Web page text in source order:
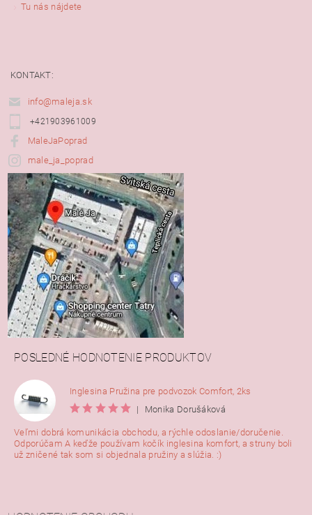
Tu nás nájdete
KONTAKT:
info@maleja.sk
+421903961009
MaleJaPoprad
male_ja_poprad
POSLEDNÉ HODNOTENIE PRODUKTOV
Inglesina Pružina pre podvozok Comfort, 2ks
|
Monika Dorušáková
Veľmi dobrá komunikácia obchodu, a rýchle odoslanie/doručenie.
Odporúčam A keďže používam kočík inglesina komfort, a struny boli
už zničené tak som si objednala pružiny a slúžia. :)